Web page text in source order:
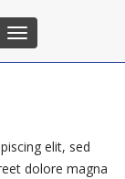
Toggle
navigation
elit, sed
dolore magna